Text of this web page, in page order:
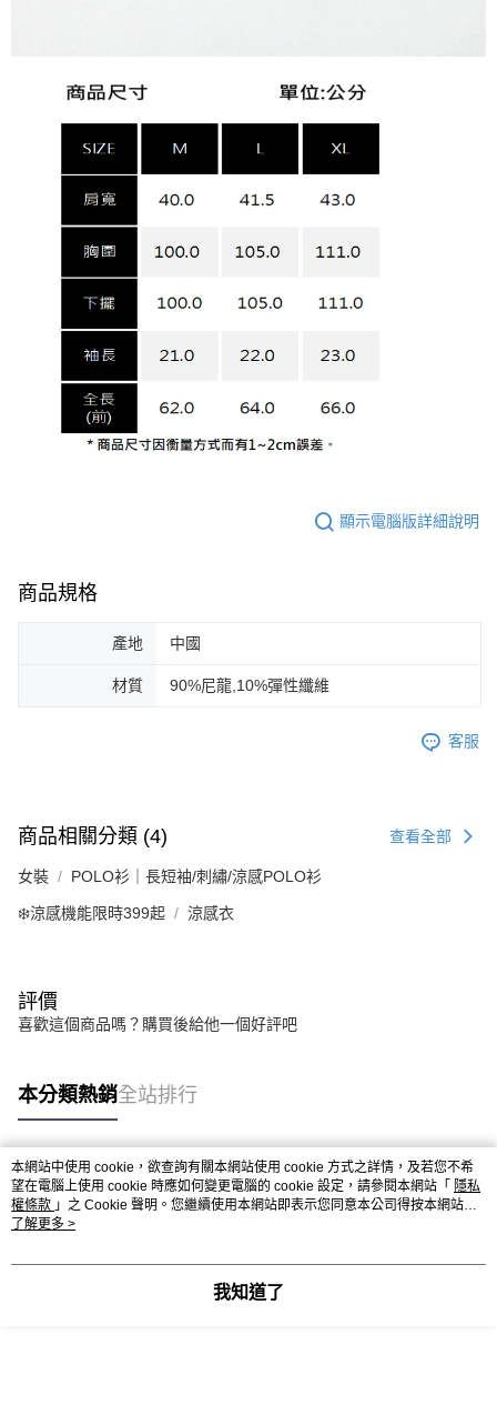
顯示電腦版詳細說明
商品規格
產地 中國
材質 90%尼龍,10%彈性纖維
客服
商品相關分類 (4) 查看全部
女裝 POLO衫｜長短袖/刺繡/涼感POLO衫
❄️涼感機能限時399起 涼感衣
評價
喜歡這個商品嗎？購買後給他一個好評吧
本分類熱銷全站排行
熱門標籤
本網站中使用 cookie，欲查詢有關本網站使用 cookie 方式之詳情，及若您不希
望在電腦上使用 cookie 時應如何變更電腦的 cookie 設定，請參閱本網站「 隱私
權條款 」之 Cookie 聲明。您繼續使用本網站即表示您同意本公司得按本網站使
用條款之 Cookie 聲明使用 cookie。
了解更多 >
我知道了